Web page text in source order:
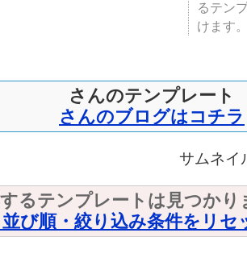
るテン
けます
さんのテンプレート
さんのブログはコチラ
サムネイ
るテンプレートは見つかり
び順・絞り込み条件をリセ